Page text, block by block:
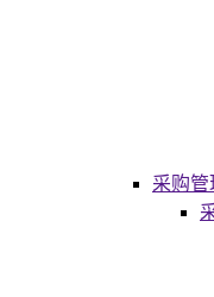
采购管